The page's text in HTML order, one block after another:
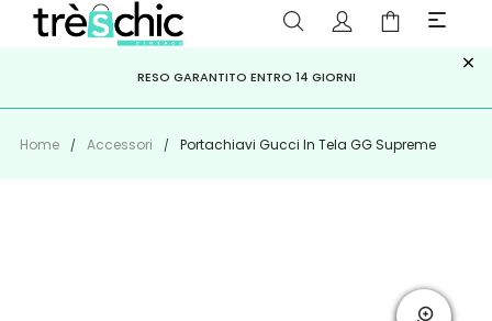
PAGA A RATE CONKLARNA,HEYLIGHT, APPAGO
ISCRIVITI ALLA NEWSLETTER PER NON PERDERE SCONTI E
OFFERTE IMPERDIBILI!
RESO GARANTITO ENTRO 14 GIORNI ×
Home Accessori Portachiavi Gucci In Tela GG Supreme